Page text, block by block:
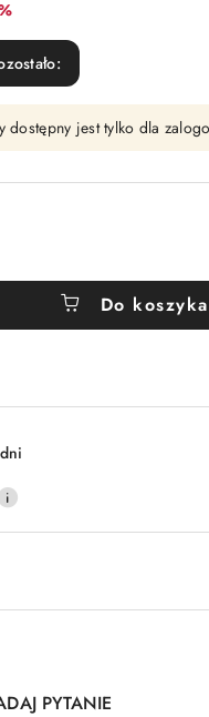
jest tylko dla
Do koszyka
PYTANIE